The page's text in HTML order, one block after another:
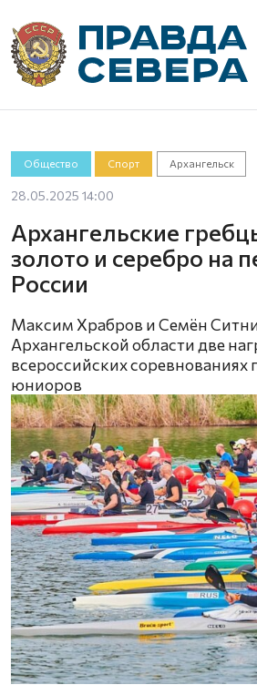
Общество Спорт Архангельск
28.05.2025 14:00
Архангельские
золото и серебро на
России
Максим Храбров и Семён
Архангельской области две
всероссийских соревнованиях
юниоров